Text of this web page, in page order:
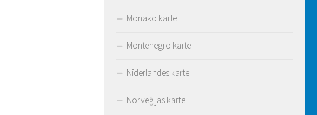
Monako karte
Montenegro karte
Nīderlandes karte
Norvēģijas karte